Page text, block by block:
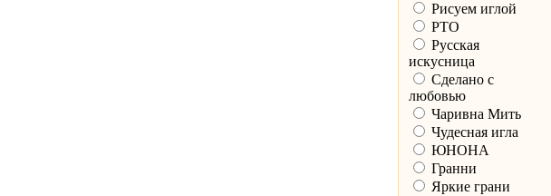
Рисуем иглой
РТО
Русская
искусница
Сделано с
любовью
Чаривна Мить
Чудесная игла
ЮНОНА
Гранни
Яркие грани